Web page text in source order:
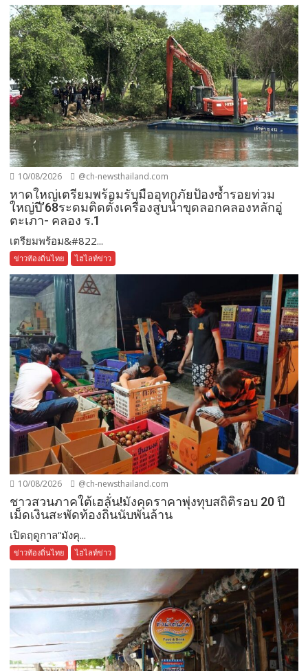
10/08/2026 @ch-newsthailand.com
หาดใหญ่เตรียมพร้อมรับมืออุทกภัยป้องซ้ำรอยท่วม
ใหญ่ปี’68ระดมติดตั้งเครื่องสูบน้ำขุดลอกคลองหลักอู่
ตะเภา- คลอง ร.1
เตรียมพร้อม&#822...
ข่าวท้องถิ่นไทย ไฮไลท์ข่าว
10/08/2026 @ch-newsthailand.com
ชาวสวนภาคใต้เฮลั่น!มังคุดราคาพุ่งทุบสถิติรอบ 20 ปี
เม็ดเงินสะพัดท้องถิ่นนับพันล้าน
เปิดฤดูกาล“มังคุ...
ข่าวท้องถิ่นไทย ไฮไลท์ข่าว